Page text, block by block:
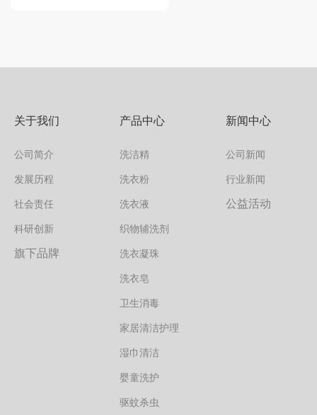
关于我们
公司简介
发展历程
社会责任
科研创新
旗下品牌
产品中心
洗洁精
洗衣粉
洗衣液
织物辅洗剂
洗衣凝珠
洗衣皂
卫生消毒
家居清洁护理
湿巾清洁
婴童洗护
驱蚊杀虫
新闻中心
公司新闻
行业新闻
公益活动